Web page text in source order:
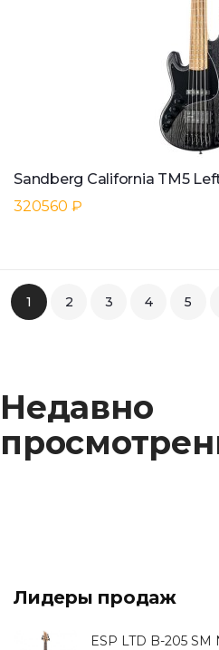
Sandberg California TM5
320560 ₽
1 2 3 4 5
Недавно
Лидеры продаж
ESP LTD B-205